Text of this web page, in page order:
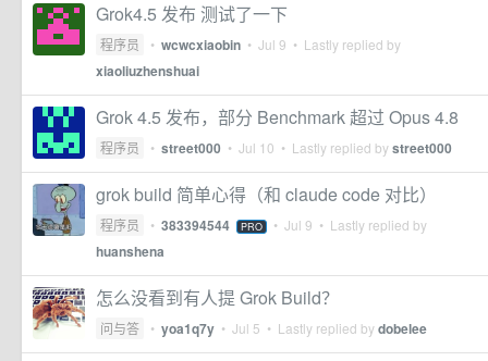
Grok4.5 发布 测试了一下
程序员 • wcwcxiaobin • Jul 9 • Lastly replied by
xiaoliuzhenshuai
Grok 4.5 发布，部分 Benchmark 超过 Opus 4.8
程序员 • street000 • Jul 10 • Lastly replied bystreet000
grok build 简单心得（和 claude code 对比）
程序员 • 383394544 PRO • Jul 9 • Lastly replied by
huanshena
怎么没看到有人提 Grok Build？
问与答 • yoa1q7y • Jul 5 • Lastly replied bydobelee